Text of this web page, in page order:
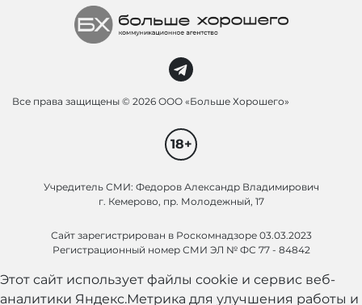
Все права защищены © 2026 ООО «Больше Хорошего»
18+
Учредитель СМИ: Федоров Александр Владимирович
г. Кемерово, пр. Молодежный, 17
Сайт зарегистрирован в Роскомнадзоре 03.03.2023
Регистрационный номер СМИ ЭЛ № ФС 77 - 84842
Этот сайт использует файлы cookie и сервис веб-
аналитики Яндекс.Метрика для улучшения работы и